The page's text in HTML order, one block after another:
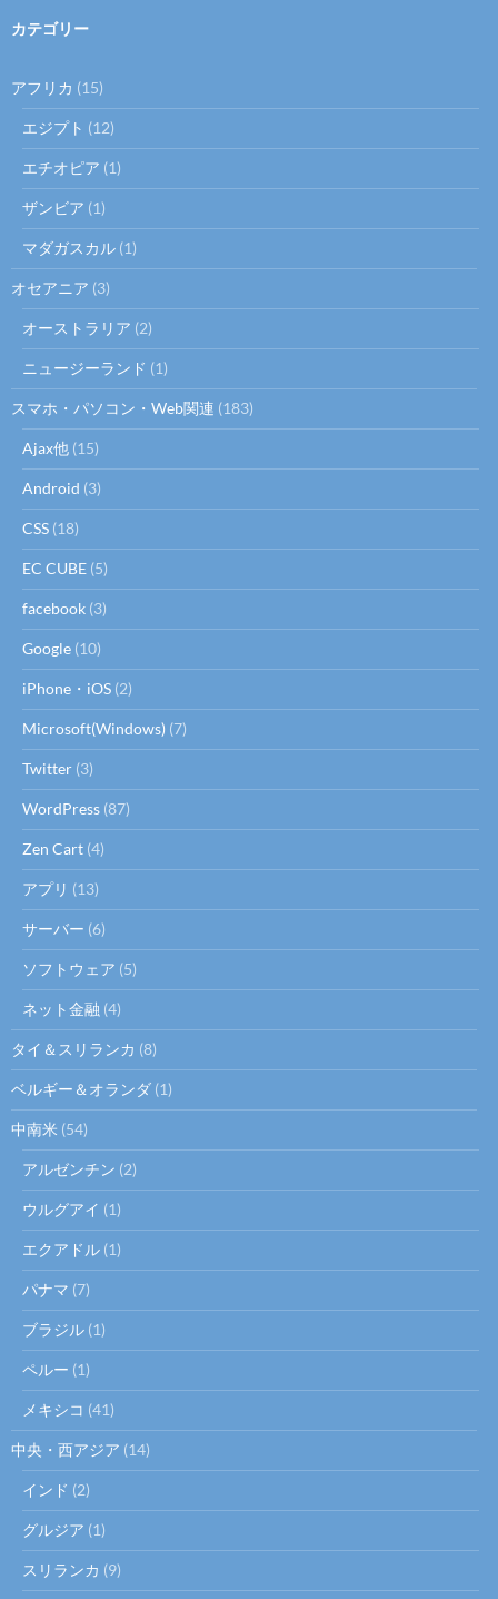
カテゴリー
アフリカ (15)
エジプト (12)
エチオピア (1)
ザンビア (1)
マダガスカル (1)
オセアニア (3)
オーストラリア (2)
ニュージーランド (1)
スマホ・パソコン・Web関連 (183)
Ajax他 (15)
Android (3)
CSS (18)
EC CUBE (5)
facebook (3)
Google (10)
iPhone・iOS (2)
Microsoft(Windows) (7)
Twitter (3)
WordPress (87)
Zen Cart (4)
アプリ (13)
サーバー (6)
ソフトウェア (5)
ネット金融 (4)
タイ＆スリランカ (8)
ベルギー＆オランダ (1)
中南米 (54)
アルゼンチン (2)
ウルグアイ (1)
エクアドル (1)
パナマ (7)
ブラジル (1)
ペルー (1)
メキシコ (41)
中央・西アジア (14)
インド (2)
グルジア (1)
スリランカ (9)